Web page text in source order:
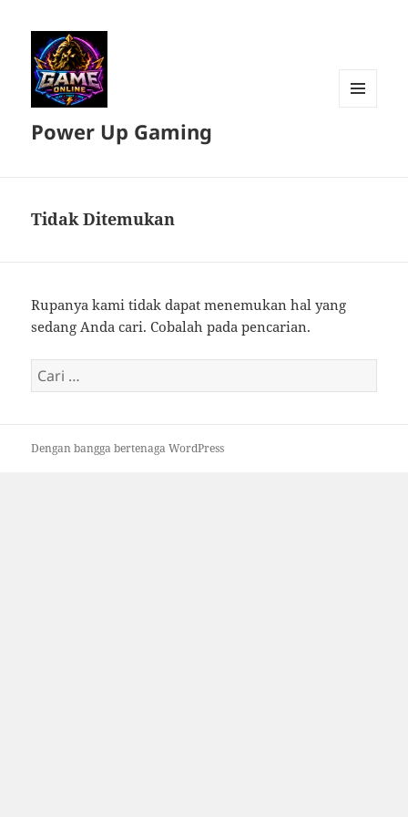
Power Up Gaming
Tidak Ditemukan
Rupanya kami tidak dapat menemukan hal yang
sedang Anda cari. Cobalah pada pencarian.
Cari
untuk:
Dengan bangga bertenaga WordPress